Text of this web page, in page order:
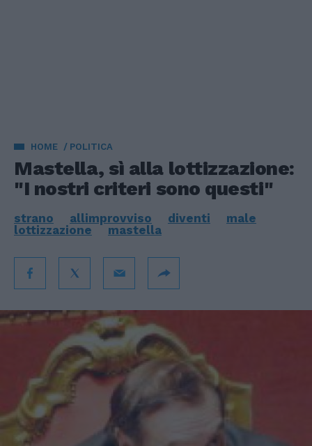
HOME POLITICA
Mastella, sì alla lottizzazione:
"I nostri criteri sono questi"
strano allimprovviso diventi
male
lottizzazione
mastella